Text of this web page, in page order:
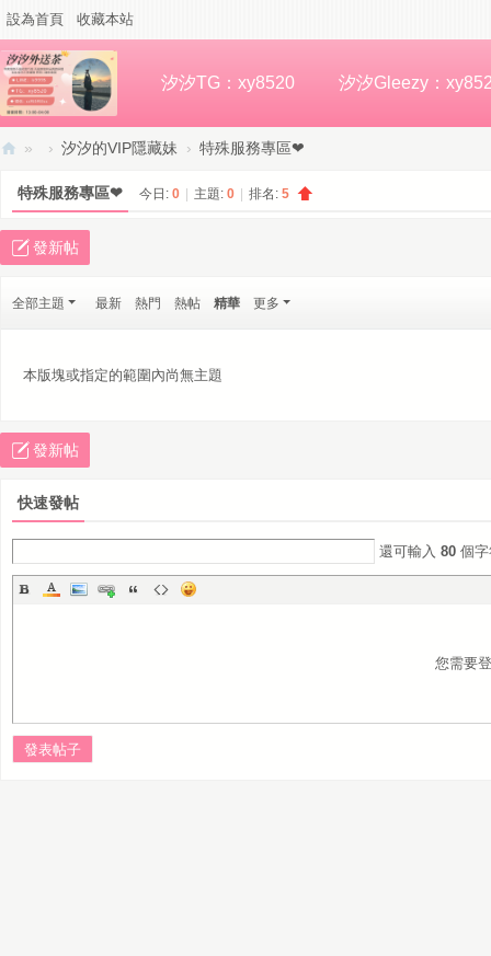
設為首頁 收藏本站
汐汐TG：xy8520 汐汐Gleezy：
汐
高
外
» › 汐汐的VIP隱藏妹 › 特殊服務專區❤
特殊服務專區❤ 今日: 0 主題: 0 排名: 5
發新帖
全部主題 最新 熱門 熱帖 精華 更多
本版塊或指定的範圍內尚無主題
發新帖
快速發帖
還可輸入 80 個
您需要
發表帖子